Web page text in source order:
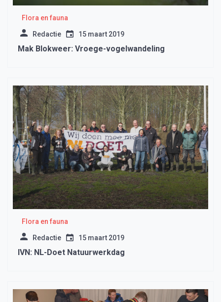
Flora en fauna
Redactie 15 maart 2019
Mak Blokweer: Vroege-vogelwandeling
Flora en fauna
Redactie 15 maart 2019
IVN: NL-Doet Natuurwerkdag